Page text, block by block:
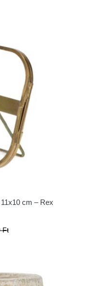
cm – Rex
Ft